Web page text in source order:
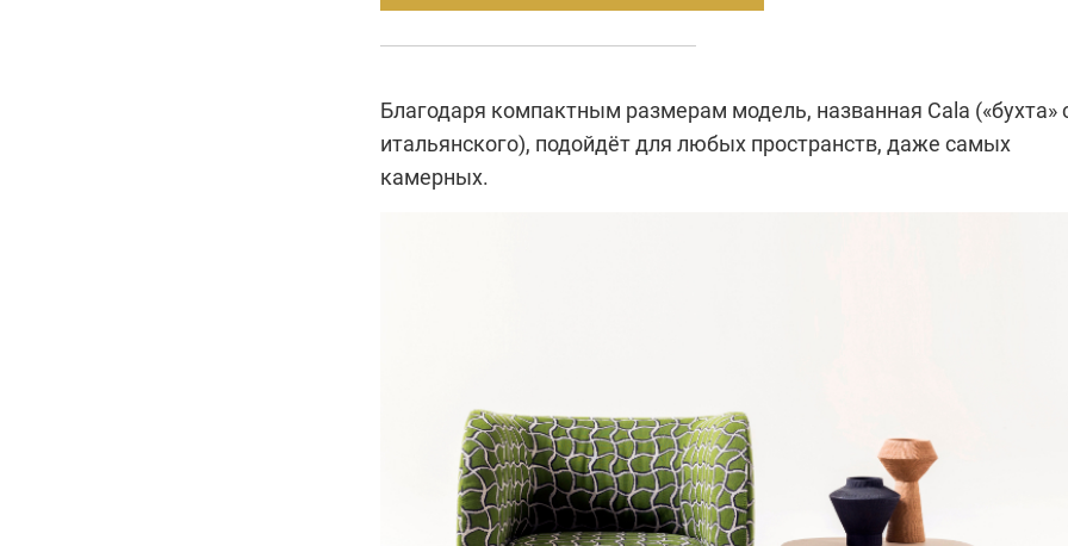
Благодаря компактным размерам модель, названная Cala («бухта»
итальянского), подойдёт для любых пространств, даже самых
камерных.